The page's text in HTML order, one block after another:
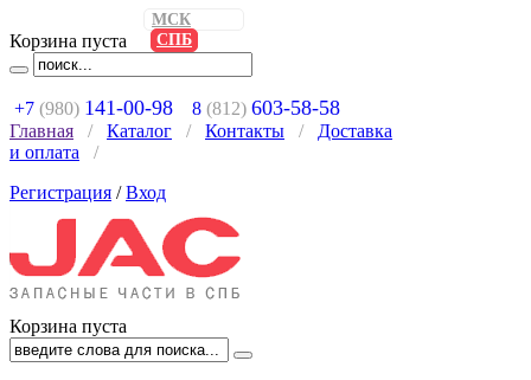
Корзина пуста
+7 (980) 141-00-98 8 (812) 603-58-58
Главная / Каталог / Контакты / Доставка
и оплата
/
Регистрация /Вход
МСК
СПБ
Корзина пуста